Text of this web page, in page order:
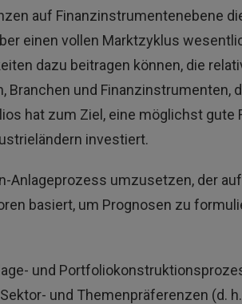
auf Finanzinstrumentenebene
einen vollen Marktzyklus
dazu beitragen können, die
und Finanzinstrumenten,
hat zum Ziel, eine möglichst gute
investiert.
Anlageprozess umzusetzen, der
basiert, um Prognosen zu
und
und Themenpräferenzen (d.